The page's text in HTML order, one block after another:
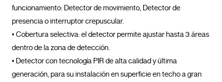
funcionamiento: Detector de movimiento, Detector de
presencia o interruptor crepuscular.
• Cobertura selectiva: el detector permite ajustar hasta 3 áreas
dentro de la zona de detección.
• Detector con tecnología PIR de alta calidad y última
generación, para su instalación en superficie en techo a gran